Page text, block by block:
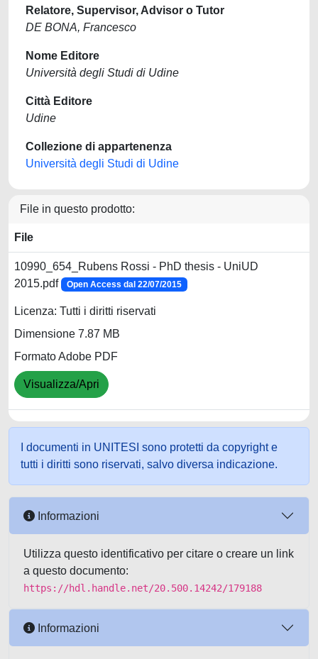
Relatore, Supervisor, Advisor o Tutor
DE BONA, Francesco
Nome Editore
Università degli Studi di Udine
Città Editore
Udine
Collezione di appartenenza
Università degli Studi di Udine
File in questo prodotto:
File
10990_654_Rubens Rossi - PhD thesis - UniUD
2015.pdf
Open Access dal 22/07/2015
Licenza: Tutti i diritti riservati
Dimensione 7.87 MB
Formato Adobe PDF
Visualizza/Apri
I documenti in UNITESI sono protetti da copyright e
tutti i diritti sono riservati, salvo diversa indicazione.
Informazioni
Utilizza questo identificativo per citare o creare un link
a questo documento:
https://hdl.handle.net/20.500.14242/179188
Informazioni